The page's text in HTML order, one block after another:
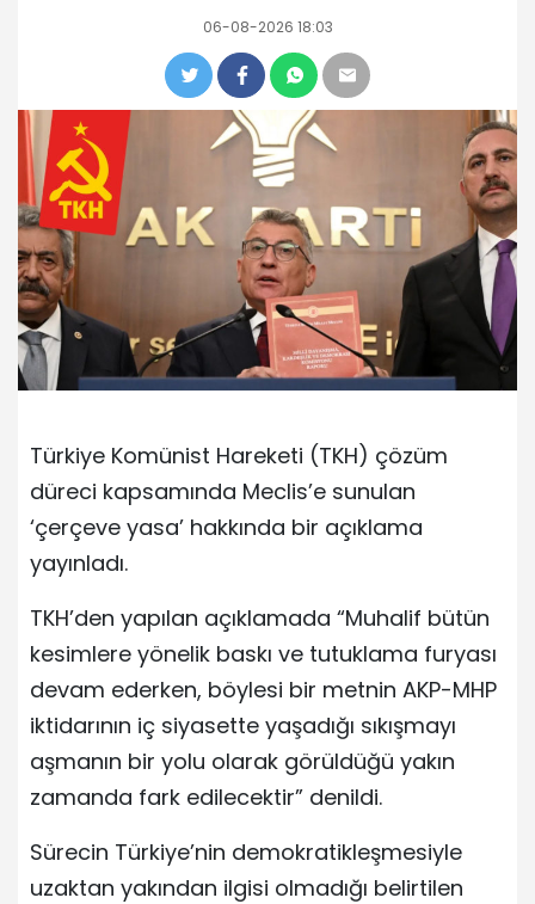
06-08-2026 18:03
Türkiye Komünist Hareketi (TKH) çözüm
düreci kapsamında Meclis’e sunulan
‘çerçeve yasa’ hakkında bir açıklama
yayınladı.
TKH’den yapılan açıklamada “Muhalif bütün
kesimlere yönelik baskı ve tutuklama furyası
devam ederken, böylesi bir metnin AKP-MHP
iktidarının iç siyasette yaşadığı sıkışmayı
aşmanın bir yolu olarak görüldüğü yakın
zamanda fark edilecektir” denildi.
Sürecin Türkiye’nin demokratikleşmesiyle
uzaktan yakından ilgisi olmadığı belirtilen